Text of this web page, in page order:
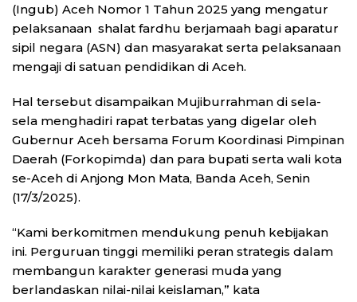
(Ingub) Aceh Nomor 1 Tahun 2025 yang mengatur
pelaksanaan shalat fardhu berjamaah bagi aparatur
sipil negara (ASN) dan masyarakat serta pelaksanaan
mengaji di satuan pendidikan di Aceh.
Hal tersebut disampaikan Mujiburrahman di sela-
sela menghadiri rapat terbatas yang digelar oleh
Gubernur Aceh bersama Forum Koordinasi Pimpinan
Daerah (Forkopimda) dan para bupati serta wali kota
se-Aceh di Anjong Mon Mata, Banda Aceh, Senin
(17/3/2025).
“Kami berkomitmen mendukung penuh kebijakan
ini. Perguruan tinggi memiliki peran strategis dalam
membangun karakter generasi muda yang
berlandaskan nilai-nilai keislaman,” kata